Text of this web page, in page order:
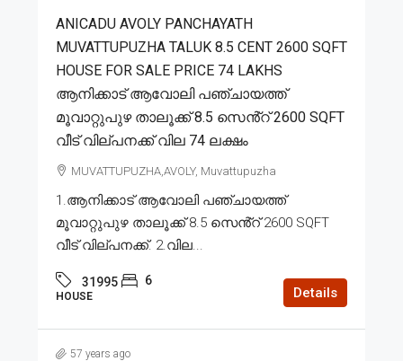
ANICADU AVOLY PANCHAYATH
MUVATTUPUZHA TALUK 8.5 CENT 2600 SQFT
HOUSE FOR SALE PRICE 74 LAKHS
ആനിക്കാട് ആവോലി പഞ്ചായത്ത്
മൂവാറ്റുപുഴ താലൂക്ക് 8.5 സെൻ്റ് 2600 SQFT
വീട് വില്പനക്ക് വില 74 ലക്ഷം
MUVATTUPUZHA,AVOLY, Muvattupuzha
1.ആനിക്കാട് ആവോലി പഞ്ചായത്ത്
മൂവാറ്റുപുഴ താലൂക്ക് 8.5 സെൻ്റ് 2600 SQFT
വീട് വില്പനക്ക്. 2.വില...
31995 6
HOUSE Details
57 years ago